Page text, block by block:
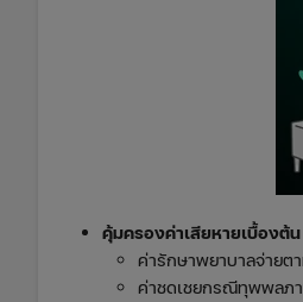
คุ้มครองค่าเสียหายเบื้องต้น
ค่ารักษาพยาบาลจ่ายต
ค่าชดเชยกรณีทุพพลภ